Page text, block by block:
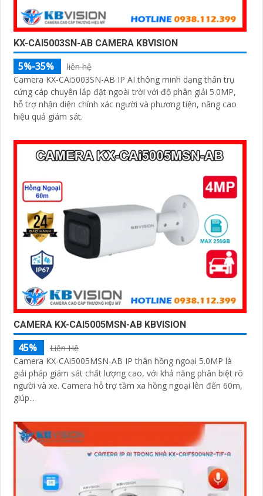
KX-CAI5003SN-AB CAMERA KBVISION
5%-35%
liên hệ
Camera KX-CAi5003SN-AB IP AI thông minh dạng thân trụ
cứng cáp chuyên lắp đặt ngoài trời với độ phân giải 5.0MP,
hỗ trợ nhận diện chính xác người và phương tiện, nâng cao
hiệu quả giám sát.
CAMERA KX-CAI5005MSN-AB KBVISION
45%
Liên Hệ
Camera KX-CAi5005MSN-AB IP thân hồng ngoại 5.0MP là
giải pháp giám sát chất lượng cao, với khả năng phân biệt rõ
người và xe. Camera hỗ trợ tầm xa hồng ngoại lên đến 60m,
giúp...